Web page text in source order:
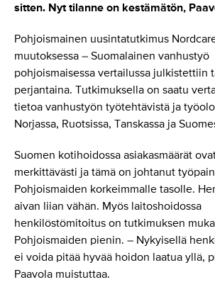
sitten. Nyt tilanne on kestämätön,
Pohjoismainen uusintatutkimus
muutoksessa – Suomalainen vanhustyö
pohjoismaisessa vertailussa julkistettiin
perjantaina. Tutkimuksella on saatu
tietoa vanhustyön työtehtävistä ja
Norjassa, Ruotsissa, Tanskassa ja
Suomen kotihoidossa asiakasmäärät
merkittävästi ja tämä on johtanut
Pohjoismaiden korkeimmalle tasolle.
aivan liian vähän. Myös laitoshoidossa
henkilöstömitoitus on tutkimuksen
Pohjoismaiden pienin. – Nykyisellä
ei voida pitää hyvää hoidon laatua yllä,
Paavola muistuttaa.